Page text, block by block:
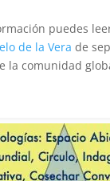
puedes
de la Vera de
la comunidad